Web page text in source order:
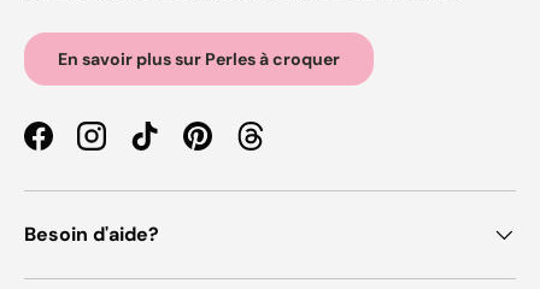
En savoir plus sur Perles à croquer
FacebookInstagramTikTokPinterestThreads
Besoin d'aide?